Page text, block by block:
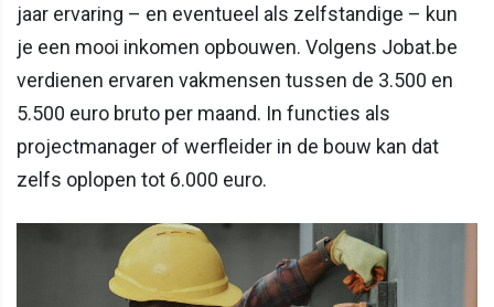
jaar ervaring – en eventueel als zelfstandige – kun
je een mooi inkomen opbouwen. Volgens Jobat.be
verdienen ervaren vakmensen tussen de 3.500 en
5.500 euro bruto per maand. In functies als
projectmanager of werfleider in de bouw kan dat
zelfs oplopen tot 6.000 euro.